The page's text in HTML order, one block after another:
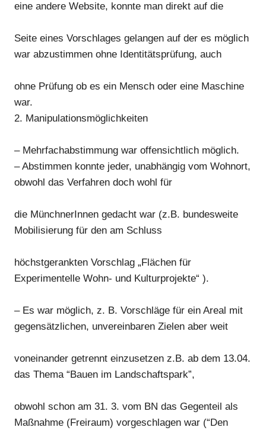
eine andere Website, konnte man direkt auf die
Seite eines Vorschlages gelangen auf der es möglich
war abzustimmen ohne Identitätsprüfung, auch
ohne Prüfung ob es ein Mensch oder eine Maschine
war.
2. Manipulationsmöglichkeiten
– Mehrfachabstimmung war offensichtlich möglich.
– Abstimmen konnte jeder, unabhängig vom Wohnort,
obwohl das Verfahren doch wohl für
die MünchnerInnen gedacht war (z.B. bundesweite
Mobilisierung für den am Schluss
höchstgerankten Vorschlag „Flächen für
Experimentelle Wohn- und Kulturprojekte“ ).
– Es war möglich, z. B. Vorschläge für ein Areal mit
gegensätzlichen, unvereinbaren Zielen aber weit
voneinander getrennt einzusetzen z.B. ab dem 13.04.
das Thema “Bauen im Landschaftspark”,
obwohl schon am 31. 3. vom BN das Gegenteil als
Maßnahme (Freiraum) vorgeschlagen war (“Den